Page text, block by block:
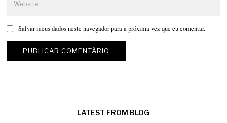
Salvar meus dados neste navegador para a próxima vez que eu comentar.
LATEST FROM BLOG